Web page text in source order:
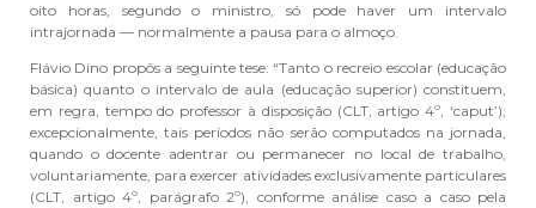
oito horas, segundo o ministro, só pode haver um intervalo
intrajornada — normalmente a pausa para o almoço.
Flávio Dino propôs a seguinte tese: “Tanto o recreio escolar (educação
básica) quanto o intervalo de aula (educação superior) constituem,
em regra, tempo do professor à disposição (CLT, artigo 4º, ‘caput’);
excepcionalmente, tais períodos não serão computados na jornada,
quando o docente adentrar ou permanecer no local de trabalho,
voluntariamente, para exercer atividades exclusivamente particulares
(CLT, artigo 4º, parágrafo 2º), conforme análise caso a caso pela